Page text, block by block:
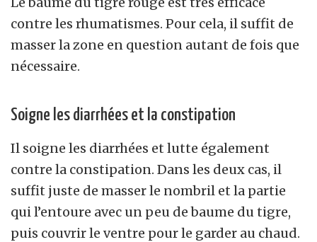
contre les rhumatismes. Pour cela, il suffit de
masser la zone en question autant de fois que
nécessaire.
Soigne les diarrhées et la constipation
Il soigne les diarrhées et lutte également
contre la constipation. Dans les deux cas, il
suffit juste de masser le nombril et la partie
qui l’entoure avec un peu de baume du tigre,
puis couvrir le ventre pour le garder au chaud.